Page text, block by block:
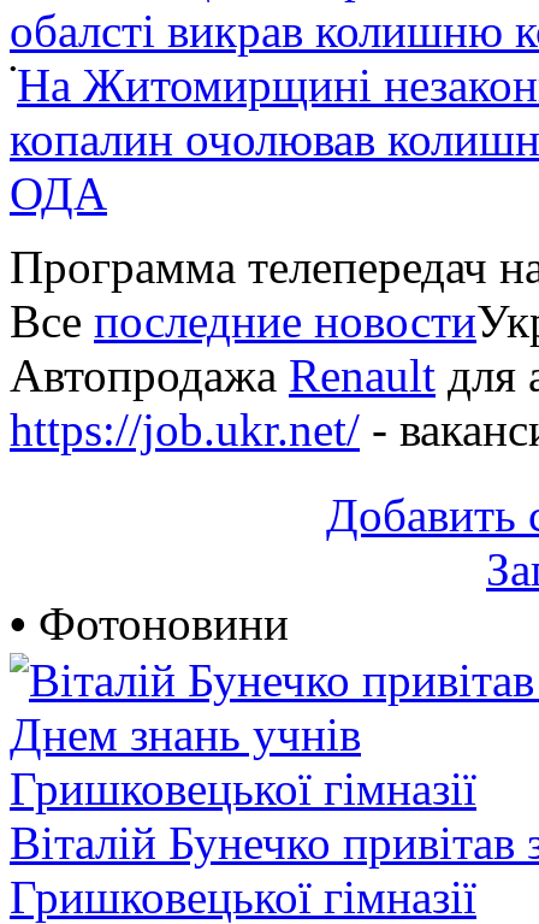
обалсті викрав колишню
•На Житомирщині
копалин очолював
ОДА
Программа телепередач
Все последние новости
Автопродажа Renault для
https://job.ukr.net/ -
Добавить
• Фотоновини
Віталій Бунечко
Гришковецької гімназії